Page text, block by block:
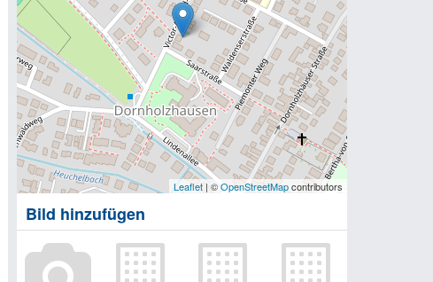
Leaflet| ©OpenStreetMapcontributors
Bild hinzufügen